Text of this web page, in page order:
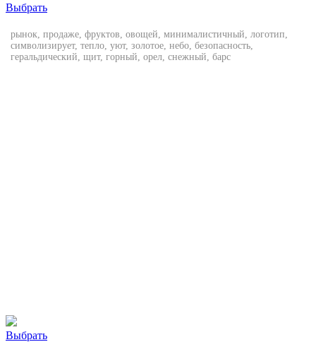
Выбрать
рынок, продаже, фруктов, овощей, минималистичный, логотип,
символизирует, тепло, уют, золотое, небо, безопасность,
геральдический, щит, горный, орел, снежный, барс
Выбрать